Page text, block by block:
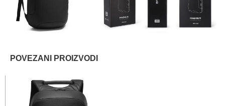
POVEZANI PROIZVODI